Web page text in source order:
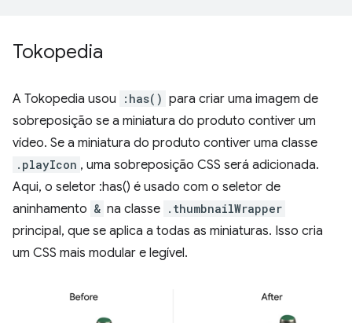
Tokopedia
A Tokopedia usou :has() para criar uma imagem de
sobreposição se a miniatura do produto contiver um
vídeo. Se a miniatura do produto contiver uma classe
.playIcon , uma sobreposição CSS será adicionada.
Aqui, o seletor :has() é usado com o seletor de
aninhamento & na classe .thumbnailWrapper
principal, que se aplica a todas as miniaturas. Isso cria
um CSS mais modular e legível.